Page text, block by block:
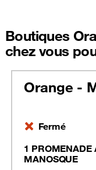
Boutiques
chez vous
Orange -
Fermé
1 PROMENADE
MANOSQUE